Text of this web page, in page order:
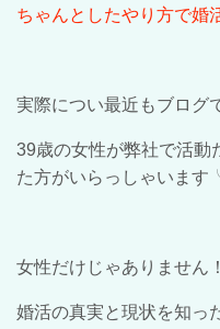
ちゃんとしたやり方で婚
実際につい最近もブログ
39歳の女性が弊社で活動
た方がいらっしゃいます
女性だけじゃありません
婚活の真実と現状を知っ